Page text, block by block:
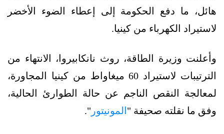
هائل، ما دفع الحكومة إلى إعطاء الضوء الأخضر
لاستيراد الكهرباء من كينيا.
وأعلنت وزيرة الطاقة، روث نانكابيروا، الانتهاء من
الترتيبات لاستيراد 60 ميغاواط من كينيا المجاورة،
لمعالجة النقص الناجم عن حالة الطوارئ الحالية،
وفق ما نقلته صحيفة " المونيتور ".